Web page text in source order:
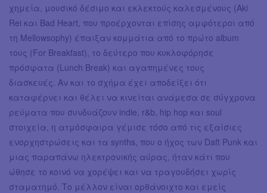
χημεία, μουσικό δέσιμο και εκλεκτούς καλεσμένους (Aki
Rei και Bad Heart, που προέρχονται επίσης αμφότεροι από
τη Mellowsophy) έπαιξαν κομμάτια από το πρώτο album
τους (For Breakfast), το δεύτερο που κυκλοφόρησε
πρόσφατα (Lunch Break) και αγαπημένες τους
διασκευές. Αν και το σχήμα έχει αποδείξει ότι
καταφέρνει και θέλει να κινείται ανάμεσα σε σύγχρονα
ρεύματα που συνδυάζουν indie, r&b, hip hop και soul
στοιχεία, η ατμόσφαιρα γέμισε τόσο από τις εξαίσιες
ενορχηστρώσεις και τα synths, που ο ήχος των Daft Punk και
μιας παραπάνω ηλεκτρονικής αύρας, ήταν κάτι που
ώθησε το κοινό να χορέψει και να τραγουδήσει χωρίς
σταματημό. Το μέλλον είναι ορθάνοιχτο και εμείς